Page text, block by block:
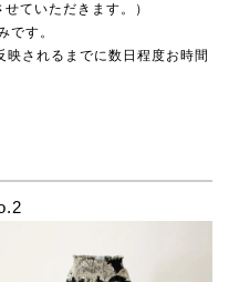
ていただきます。）
です。
されるまでに数日程度お時間